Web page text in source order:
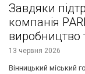
Завдяки
компанія
виробництво
13 червня 2026
Вінницький міський